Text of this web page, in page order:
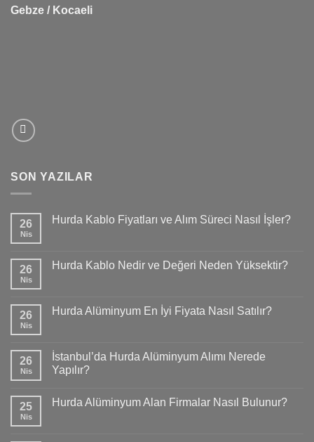
Gebze / Kocaeli
SON YAZILAR
26
Nis
Hurda Kablo Fiyatları ve Alım Süreci Nasıl İşler?
26
Nis
Hurda Kablo Nedir ve Değeri Neden Yüksektir?
26
Nis
Hurda Alüminyum En İyi Fiyata Nasıl Satılır?
26
Nis
İstanbul’da Hurda Alüminyum Alımı Nerede
Yapılır?
25
Nis
Hurda Alüminyum Alan Firmalar Nasıl Bulunur?